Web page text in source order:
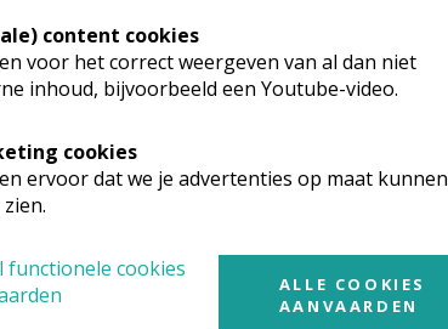
content cookies
voor het correct weergeven van al dan niet
inhoud, bijvoorbeeld een Youtube-video.
cookies
ervoor dat we je advertenties op maat kunnen
functionele cookies
ALLE COOKIES
AANVAARDEN